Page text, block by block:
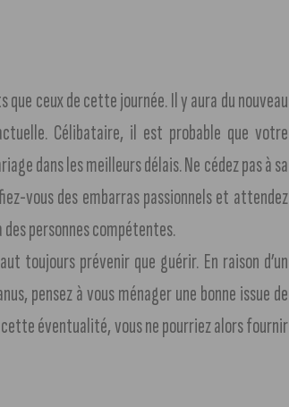
ceux de cette journée. Il y aura du nouveau
Célibataire, il est probable que votre
dans les meilleurs délais. Ne cédez pas à sa
vous des embarras passionnels et attendez
des personnes compétentes.
toujours prévenir que guérir. En raison d’un
pensez à vous ménager une bonne issue de
éventualité, vous ne pourriez alors fournir